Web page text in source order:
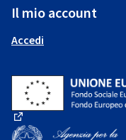
Il mio account
Accedi
(Collegamento esterno)